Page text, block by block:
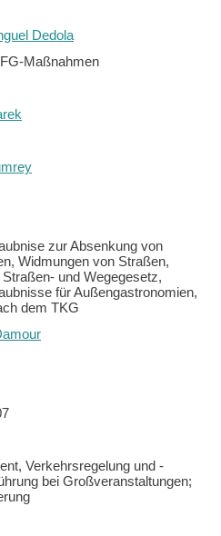
Dedola
Maßnahmen
zur Absenkung von
Widmungen von Straßen,
und Wegegesetz,
für Außengastronomien,
dem TKG
Verkehrsregelung und -
bei Großveranstaltungen;